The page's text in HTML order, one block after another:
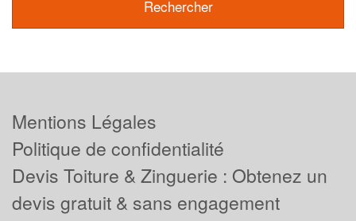
Mentions Légales
Politique de confidentialité
Devis Toiture & Zinguerie : Obtenez un
devis gratuit & sans engagement